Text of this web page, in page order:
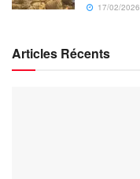
17/02/2026
Articles Récents